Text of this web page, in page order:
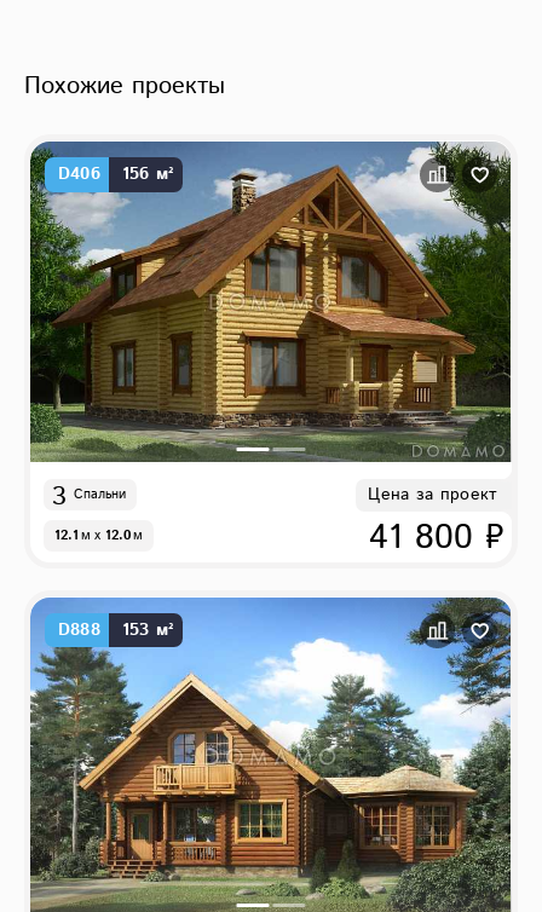
Похожие проекты
D406 156 м²
3 Спальни
12.1м x 12.0м
Цена за проект
41 800 ₽
D888 153 м²